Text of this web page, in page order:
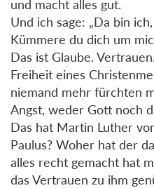
und macht alles gut.
Und ich sage: „Da bin
Kümmere du dich um
Das ist Glaube.
Freiheit eines
niemand mehr fürchten
Angst, weder Gott noch
Das hat Martin Luther
Paulus? Woher hat der
alles recht gemacht hat
das Vertrauen zu ihm